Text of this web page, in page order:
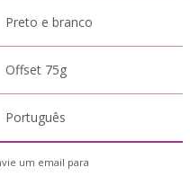
Preto e branco
Offset 75g
Português
um email para